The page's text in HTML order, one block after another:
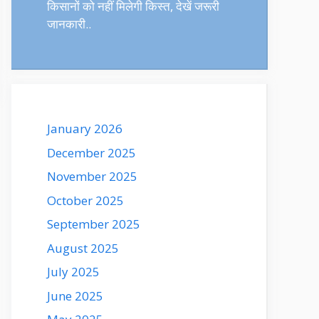
किसानों को नहीं मिलेगी किस्त, देखें जरूरी
जानकारी..
January 2026
December 2025
November 2025
October 2025
September 2025
August 2025
July 2025
June 2025